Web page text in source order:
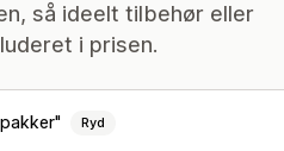
så ideelt tilbehør eller
i prisen.
Ryd